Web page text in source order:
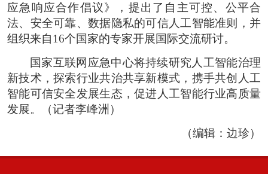
应急响应合作倡议》，提出了自主可控、公平合
法、安全可靠、数据隐私的可信人工智能准则，并
组织来自16个国家的专家开展国际交流研讨。
国家互联网应急中心将持续研究人工智能治理
新技术，探索行业共治共享新模式，携手共创人工
智能可信安全发展生态，促进人工智能行业高质量
发展。（记者李峰洲）
（编辑：边珍）